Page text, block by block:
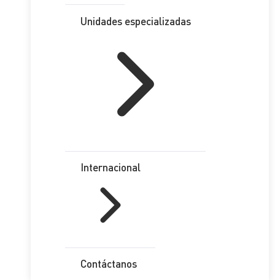
Unidades especializadas
Internacional
Contáctanos